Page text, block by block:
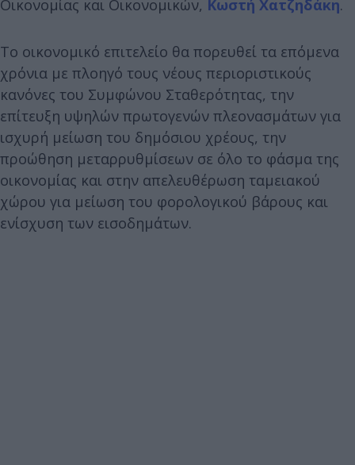
Οικονομίας και Οικονομικών, Κωστή Χατζηδάκη.
Το οικονομικό επιτελείο θα πορευθεί τα επόμενα
χρόνια με πλοηγό τους νέους περιοριστικούς
κανόνες του Συμφώνου Σταθερότητας, την
επίτευξη υψηλών πρωτογενών πλεονασμάτων για
ισχυρή μείωση του δημόσιου χρέους, την
προώθηση μεταρρυθμίσεων σε όλο το φάσμα της
οικονομίας και στην απελευθέρωση ταμειακού
χώρου για μείωση του φορολογικού βάρους και
ενίσχυση των εισοδημάτων.